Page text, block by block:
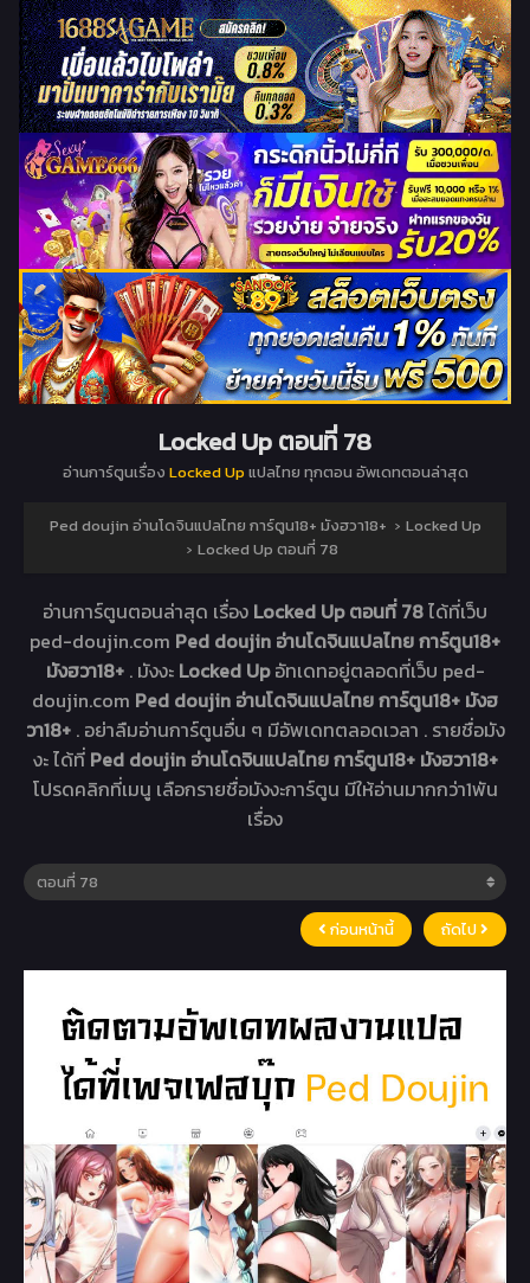
Locked Up ตอนที่ 78
อ่านการ์ตูนเรื่อง Locked Up แปลไทย ทุกตอน อัพเดทตอนล่าสุด
Ped doujin อ่านโดจินแปลไทย การ์ตูน18+ มังฮวา18+ › Locked Up
› Locked Up ตอนที่ 78
อ่านการ์ตูนตอนล่าสุด เรื่อง Locked Up ตอนที่ 78ได้ที่เว็บ
ped-doujin.com Ped doujin อ่านโดจินแปลไทย การ์ตูน18+
มังฮวา18+ . มังงะ Locked Upอัทเดทอยู่ตลอดที่เว็บ ped-
doujin.com Ped doujin อ่านโดจินแปลไทย การ์ตูน18+ มังฮ
วา18+ . อย่าลืมอ่านการ์ตูนอื่น ๆ มีอัพเดทตลอดเวลา . รายชื่อมัง
งะ ได้ที่ Ped doujin อ่านโดจินแปลไทย การ์ตูน18+ มังฮวา18+
โปรดคลิกที่เมนู เลือกรายชื่อมังงะการ์ตูน มีให้อ่านมากกว่า1พัน
เรื่อง
ก่อนหน้านี้ ถัดไป